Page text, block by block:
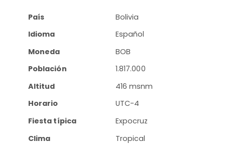
País
Bolivia
Idioma
Español
Moneda
BOB
Población
1.817.000
Altitud
416 msnm
Horario
UTC-4
Fiesta típica
Expocruz
Clima
Tropical